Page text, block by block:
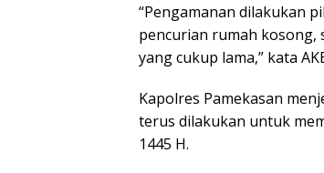
“Pengamanan dilakukan
pencurian rumah kosong,
yang cukup lama,” kata
Kapolres Pamekasan
terus dilakukan untuk
1445 H.